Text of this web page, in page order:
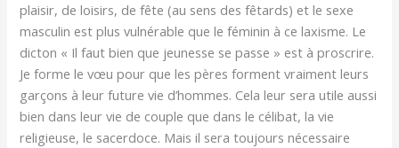
plaisir, de loisirs, de fête (au sens des fêtards) et le sexe
masculin est plus vulnérable que le féminin à ce laxisme. Le
dicton « Il faut bien que jeunesse se passe » est à proscrire.
Je forme le vœu pour que les pères forment vraiment leurs
garçons à leur future vie d’hommes. Cela leur sera utile aussi
bien dans leur vie de couple que dans le célibat, la vie
religieuse, le sacerdoce. Mais il sera toujours nécessaire